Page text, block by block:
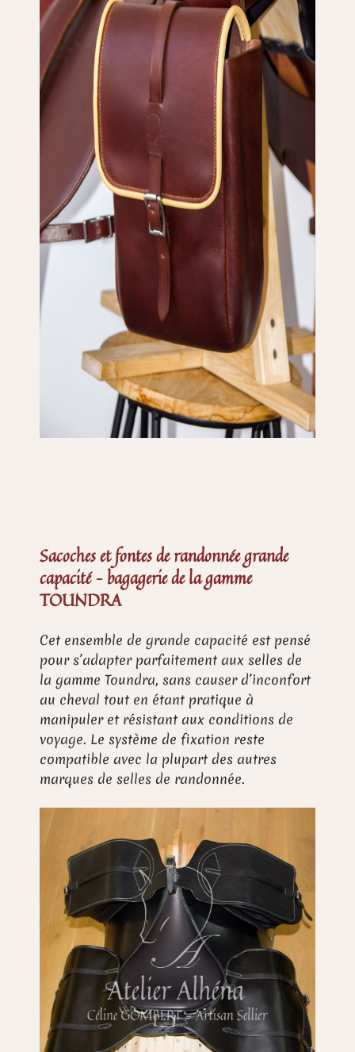
Sacoches et fontes de randonnée grande
capacité – bagagerie de la gamme
TOUNDRA
Cet ensemble de grande capacité est pensé
pour s’adapter parfaitement aux selles de
la gamme Toundra, sans causer d’inconfort
au cheval tout en étant pratique à
manipuler et résistant aux conditions de
voyage. Le système de fixation reste
compatible avec la plupart des autres
marques de selles de randonnée.